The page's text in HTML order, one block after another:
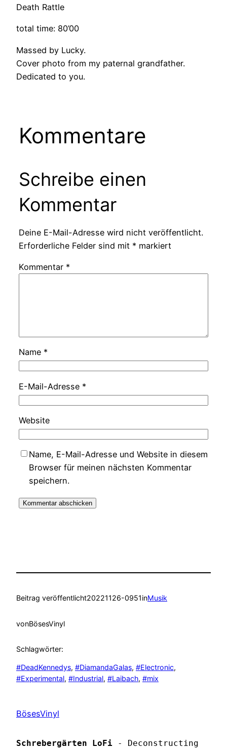
Death Rattle
total time: 80’00
Massed by Lucky.
Cover photo from my paternal grandfather.
Dedicated to you.
Kommentare
Schreibe einen
Kommentar
Deine E-Mail-Adresse wird nicht veröffentlicht.
Erforderliche Felder sind mit * markiert
Kommentar *
Name *
E-Mail-Adresse *
Website
Name, E-Mail-Adresse und Website in diesem
Browser für meinen nächsten Kommentar
speichern.
Beitrag veröffentlicht20221126-0951inMusik
vonBösesVinyl
Schlagwörter:
#DeadKennedys, #DiamandaGalas, #Electronic
#Experimental, #Industrial, #Laibach, #mix
BösesVinyl
Schrebergärten LoFi - Deconstructing